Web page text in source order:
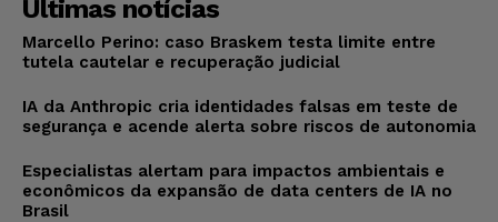
Últimas notícias
Marcello Perino: caso Braskem testa limite entre
tutela cautelar e recuperação judicial
IA da Anthropic cria identidades falsas em teste de
segurança e acende alerta sobre riscos de autonomia
Especialistas alertam para impactos ambientais e
econômicos da expansão de data centers de IA no
Brasil